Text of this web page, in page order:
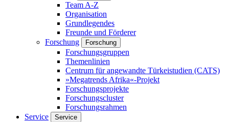
Team A-Z
Organisation
Grundlegendes
Freunde und Förderer
Forschung
Forschung
Forschungsgruppen
Themenlinien
Centrum für angewandte Türkeistudien (CATS)
»Megatrends Afrika«-Projekt
Forschungsprojekte
Forschungscluster
Forschungsrahmen
Service
Service